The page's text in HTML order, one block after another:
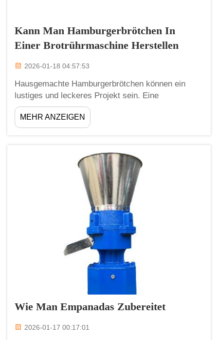
Kann Man Hamburgerbrötchen In
Einer Brotrührmaschine Herstellen
2026-01-18 04:57:53
Hausgemachte Hamburgerbrötchen können ein
lustiges und leckeres Projekt sein. Eine
Brotmaschine eignet sich gut dafür. Nach einigen
grundlegenden Zutaten und 30 Minuten in der Küche
erhält man weiche, schmackhafte Brötchen. Und
Hamburgerbrötchen backt...
MEHR ANZEIGEN
Wie Man Empanadas Zubereitet
2026-01-17 00:17:01